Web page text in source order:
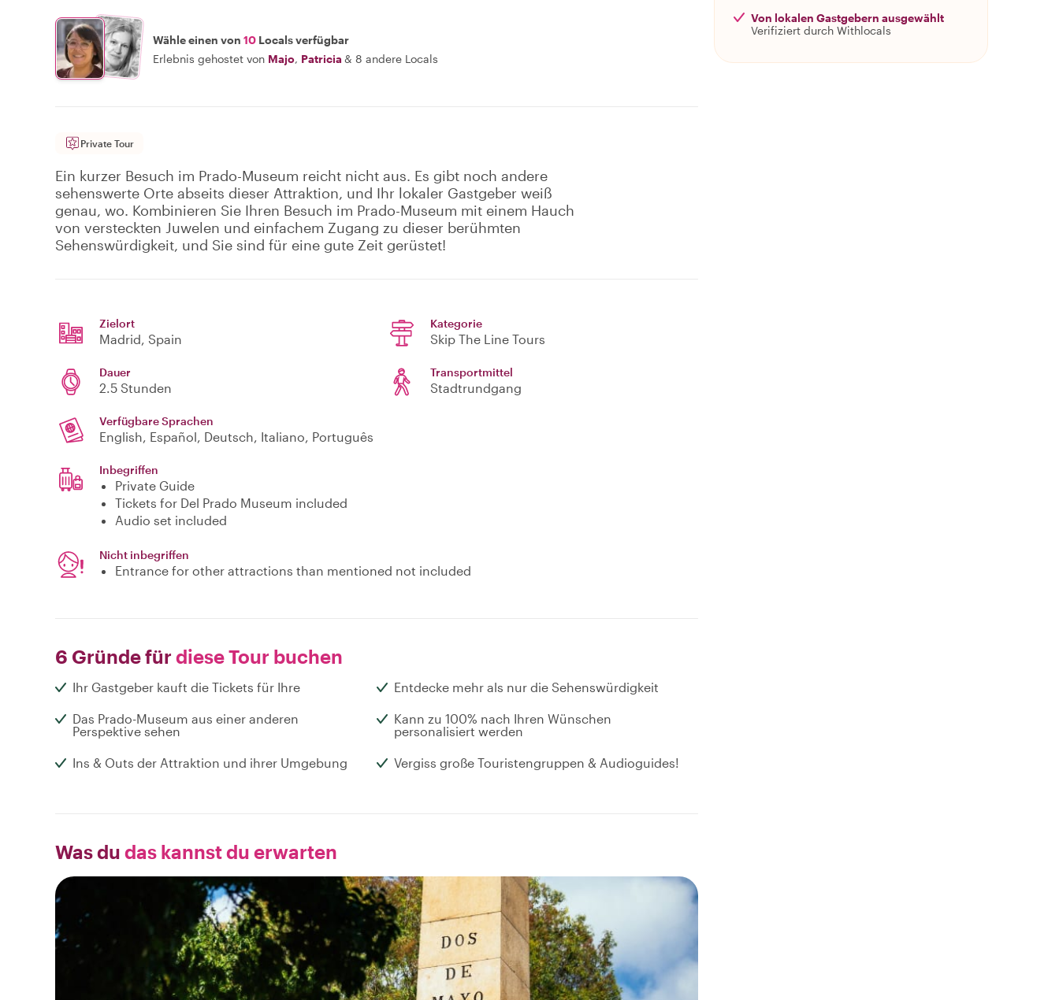
Wähle einen von 10 Locals verfügbar
Erlebnis gehostet von Majo, Patricia & 8 andere Locals
Private Tour
Ein kurzer Besuch im Prado-Museum reicht nicht aus. Es gibt noch andere
sehenswerte Orte abseits dieser Attraktion, und Ihr lokaler Gastgeber weiß
genau, wo. Kombinieren Sie Ihren Besuch im Prado-Museum mit einem Hauch
von versteckten Juwelen und einfachem Zugang zu dieser berühmten
Sehenswürdigkeit, und Sie sind für eine gute Zeit gerüstet!
Zielort
Madrid, Spain
Kategorie
Skip The Line Tours
Dauer
2.5 Stunden
Transportmittel
Stadtrundgang
Verfügbare Sprachen
English, Español, Deutsch, Italiano, Português
Inbegriffen
Private Guide
Tickets for Del Prado Museum included
Audio set included
Nicht inbegriffen
Entrance for other attractions than mentioned not included
6 Gründe für diese Tour buchen
Ihr Gastgeber kauft die Tickets für Ihre Entdecke mehr als nur die Sehenswürdigkeit
Das Prado-Museum aus einer anderen
Perspektive sehen
Kann zu 100% nach Ihren Wünschen
personalisiert werden
Ins & Outs der Attraktion und ihrer Umgebung Vergiss große Touristengruppen & Audioguides!
Was du das kannst du erwarten
Von lokalen Gastgebern ausgewählt
Verifiziert durch Withlocals